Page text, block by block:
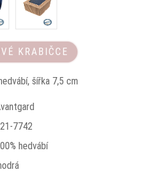
KRABIČCE
šířka 7,5 cm
7742
hedvábí